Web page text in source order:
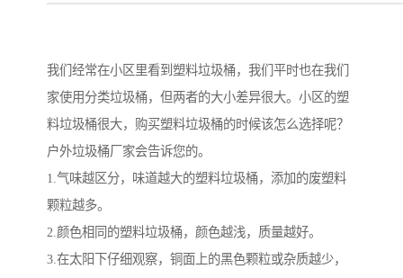
我们经常在小区里看到塑料垃圾桶，我们平时也在我们
家使用分类垃圾桶，但两者的大小差异很大。小区的塑
料垃圾桶很大，购买塑料垃圾桶的时候该怎么选择呢？
户外垃圾桶厂家会告诉您的。
1.气味越区分，味道越大的塑料垃圾桶，添加的废塑料
颗粒越多。
2.颜色相同的塑料垃圾桶，颜色越浅，质量越好。
3.在太阳下仔细观察，铜面上的黑色颗粒或杂质越少，